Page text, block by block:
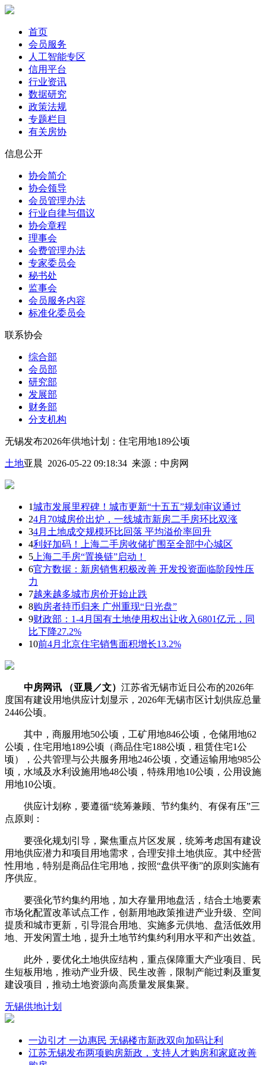
首页
会员服务
人工智能专区
信用平台
行业资讯
数据研究
政策法规
专题栏目
有关房协
信息公开
协会简介
协会领导
会员管理办法
行业自律与倡议
协会章程
理事会
会费管理办法
专家委员会
秘书处
监事会
会员服务内容
标准化委员会
联系协会
综合部
会员部
研究部
发展部
财务部
分支机构
无锡发布2026年供地计划：住宅用地189公顷
土地亚晨 2026-05-22 09:18:34 来源： 中房网
1城市发展里程碑！城市更新“十五五”规划审议通过
24月70城房价出炉，一线城市新房二手房环比双涨
34月土地成交规模环比回落 平均溢价率回升
4利好加码！上海二手房收储扩围至全部中心城区
5 上海二手房“置换链”启动！
6官方数据：新房销售积极改善 开发投资面临阶段性压
力
7越来越多城市房价开始止跌
8购房者持币归来 广州重现“日光盘”
9财政部：1-4月国有土地使用权出让收入6801亿元，同
比下降27.2%
10前4月北京住宅销售面积增长13.2%
中房网讯 （亚晨／文） 江苏省无锡市近日公布的2026年
度国有建设用地供应计划显示，2026年无锡市区计划供应总量
2446公顷。
其中，商服用地50公顷，工矿用地846公顷，仓储用地62
公顷，住宅用地189公顷（商品住宅188公顷，租赁住宅1公
顷），公共管理与公共服务用地246公顷，交通运输用地985公
顷，水域及水利设施用地48公顷，特殊用地10公顷，公用设施
用地10公顷。
供应计划称，要遵循“统筹兼顾、节约集约、有保有压”三
点原则：
要强化规划引导，聚焦重点片区发展，统筹考虑国有建设
用地供应潜力和项目用地需求，合理安排土地供应。其中经营
性用地，特别是商品住宅用地，按照“盘供平衡”的原则实施有
序供应。
要强化节约集约用地，加大存量用地盘活，结合土地要素
市场化配置改革试点工作，创新用地政策推进产业升级、空间
提质和城市更新，引导混合用地、实施多元供地、盘活低效用
地、开发闲置土地，提升土地节约集约利用水平和产出效益。
此外，要优化土地供应结构，重点保障重大产业项目、民
生短板用地，推动产业升级、民生改善，限制产能过剩及重复
建设项目，推动土地资源向高质量发展集聚。
无锡供地计划
一边引才 一边惠民 无锡楼市新政双向加码让利
江苏无锡发布两项购房新政，支持人才购房和家庭改善